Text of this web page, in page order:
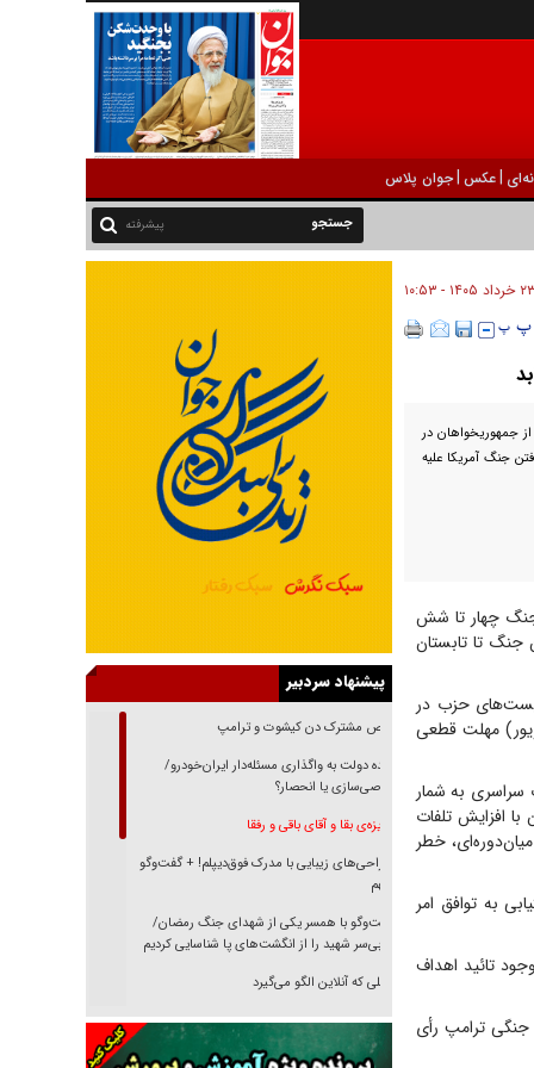
|عکس |جوان پلاس
پیشرفته
۲۳ خرداد ۱۴۰۵ - ۱۰:۵۳
جمهوریخواهان در
برای پایان یافتن جنگ آمریکا علیه
جنگ چهار تا شش
پایان جنگ تا تابستان
حزب در
نشریه پولیتیکو متفق القول هستند که حول و حوش روز کارگر (۱۶ شهریور) مهلت قطعی
فصل انتخابات سراسری به شمار
افزایش تلفات
خطر
به توافق امر
تائید اهداف
جنگی ترامپ رأی
پیشنهاد سردبیر
رقص مشترک دن کیشوت و ترامپ
دنده دولت به واگذاری مسئله‌دار ایران‌خودرو/
خصوصی‌سازی یا انحصار؟
غریزه‌ی بقا و آقای باقی و رفقا
جراحی‌های زیبایی با مدرک فوق‌دیپلم! + گفت‌وگو
با متهم
گفت‌وگو با همسر یکی از شهدای جنگ رمضان/
پیکر بی‌سر شهید را از انگشت‌های پا شناسایی کردیم
نسلی که آنلاین الگو می‌گیرد
گفت‌وگو با آیت‌الله جاودان/ جفای مخالفان مکانت
معنوی رهبر شهید را ارتقا می‌داد